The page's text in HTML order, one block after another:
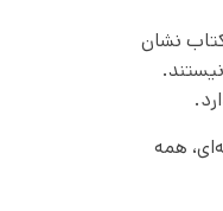
نشان
همه